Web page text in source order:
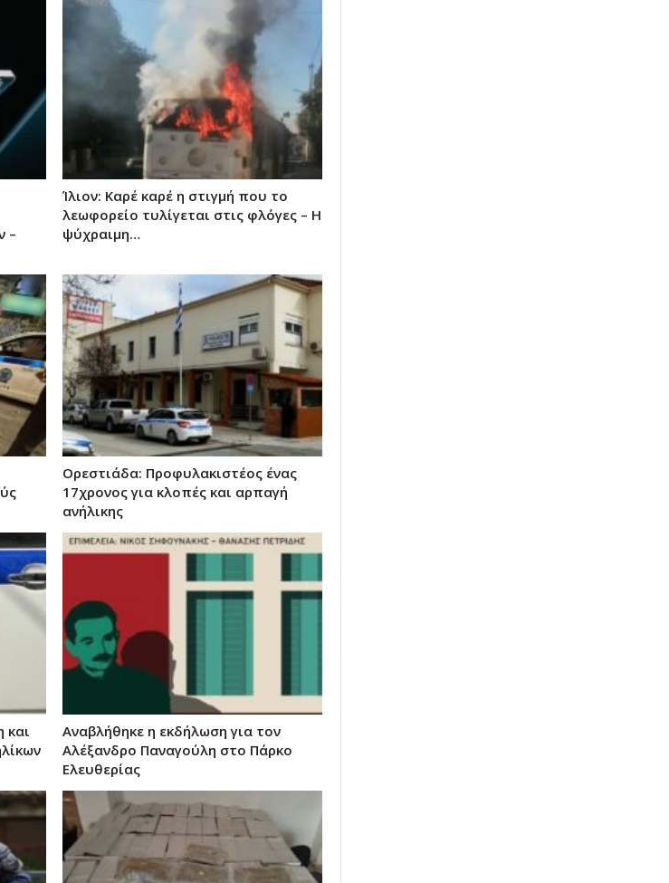
–
Ίλιον: Καρέ καρέ η στιγμή που το
λεωφορείο τυλίγεται στις φλόγες – Η
ψύχραιμη…
Ορεστιάδα: Προφυλακιστέος ένας
17χρονος για κλοπές και αρπαγή
ανήλικης
και
Αναβλήθηκε η εκδήλωση για τον
Αλέξανδρο Παναγούλη στο Πάρκο
Ελευθερίας